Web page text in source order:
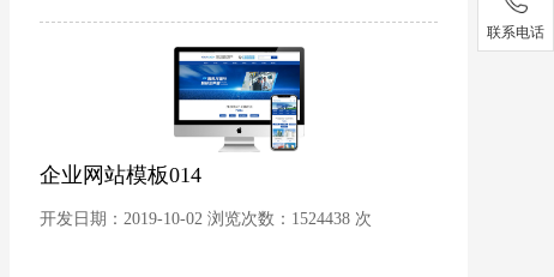
企业网站模板014
开发日期：2019-10-02 浏览次数：1524438 次
联系电话